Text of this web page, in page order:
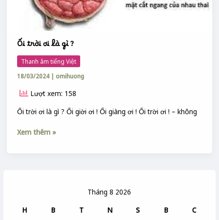
Tháng 8 2026
H
B T N S B
C
Ối trời ơi là gì ?
Thanh âm tiếng Việt
18/03/2024 | omihuong
Lượt xem: 158
Ối trời ơi là gì ? Ối giời ơi ! Ối giàng ơi ! Ối trời ơi ! – không
Xem thêm »